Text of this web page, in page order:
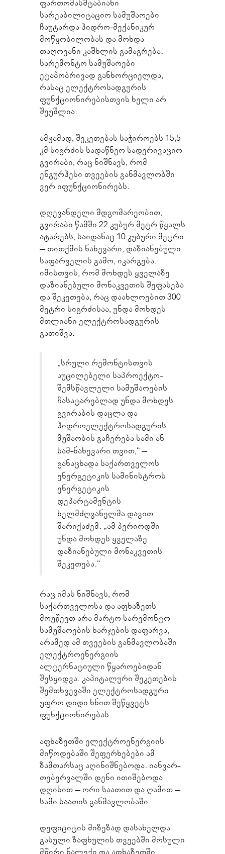
ფართომასშტაბიანი
სარეაბილიტაციო სამუშაოები
ჩაუტარდა ჰიდრო-მექანიკურ
მოწყობილობას და მოხდა
თაღოვანი კაშხლის გამაგრება.
სარემონტო სამუშაოები
ეტაპობრივად განხორციელდა,
რასაც ელექტროსადგურის
ფუნქციონირებისთვის ხელი არ
შეუშლია.
ამჟამად, შეკეთებას საჭიროებს 15,5
კმ სიგრძის სადაწნეო სადერივაციო
გვირაბი, რაც ნიშნავს, რომ
ენგურჰესი თვეების განმავლობში
ვერ იფუნქციონირებს.
დღევანდელი მდგომარეობით,
გვირაბი წამში 22 კუბურ მეტრ წყალს
ატარებს, საიდანაც 10 კუბური მეტრი
– თითქმის ნახევარი, დაზიანებული
საფარველის გამო, იკარგება.
იმისთვის, რომ მოხდეს ყველაზე
დაზიანებული მონაკვეთის შეფასება
და შეკეთება, რაც დაახლოებით 300
მეტრი სიგრძისაა, უნდა მოხდეს
მთლიანი ელექტროსადგურის
გათიშვა.
„სრული რემონტისთვის
აუცილებელი საპროექტო-
შემსწავლელი სამუშაოების
ჩასატარებლად უნდა მოხდეს
გვირაბის დაცლა და
ჰიდროელექტროსადგურის
მუშაობის გაჩერება სამი ან
სამ-ნახევარი თვით,“ –
განაცხადა საქართველოს
ენერგეტიკის სამინისტროს
ენერგეტიკის
დეპარტამენტის
ხელმძღვანელმა დავით
შარიქაძემ. „ამ პერიოდში
უნდა მოხდეს ყველაზე
დაზიანებული მონაკვეთის
შეკეთება.“
რაც იმას ნიშნავს, რომ
საქართველოსა და აფხაზეთს
მოუწევთ არა მარტო სარემონტო
სამუშაოების ხარჯების დაფარვა,
არამედ ამ თვეების განმავლობაში
ელექტროენერგიის
ალტერნატიული წყაროებიდან
შესყიდვა. კაპიტალური შეკეთების
შემთხვევაში ელექტროსადგური
უფრო დიდი ხნით შეწყვეტს
ფუნქციონირებას.
აფხაზეთში ელექტროენერგიის
მიწოდებაში შეფერხებები ამ
ზამთარსაც აღინიშნებოდა. იანვარ-
თებერვალში დენი ითიშებოდა
დღისით – ორი საათით და ღამით –
სამი საათის განმავლობაში.
დეფიციტის მიზეზად დასახელდა
გასული ზაფხულის თვეებში მოსული